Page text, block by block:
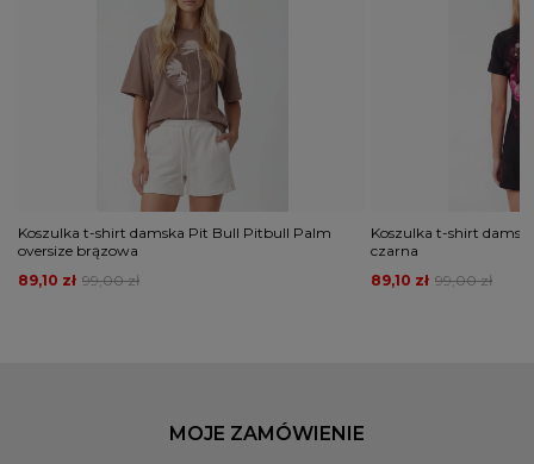
Koszulka t-shirt damska Pit Bull Pitbull Palm
oversize brązowa
99,00 zł
89,10 zł
Koszulka t-shirt
czarna
99,00 zł
89,10 zł
MOJE ZAMÓWIENIE